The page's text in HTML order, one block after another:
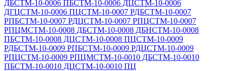
ДБСТМ-10-0006 ПБСТМ-10-0006 ДЦСТМ-10-0006
ДГЦСТМ-10-0006 ПЦСТМ-10-0007 РДБСТМ-10-0007
РПБСТМ-10-0007 РДЦСТМ-10-0007 РПЦСТМ-10-0007
РПЦМСТМ-10-0008 ДБСТМ-10-0008 ДБНСТМ-10-0008
ПБСТМ-10-0008 ДЦСТМ-10-0008 ПЦСТМ-10-0009
РДБСТМ-10-0009 РПБСТМ-10-0009 РДЦСТМ-10-0009
РПЦСТМ-10-0009 РПЦМСТМ-10-0010 ДБСТМ-10-0010
ПБСТМ-10-0010 ДЦСТМ-10-0010 ПЦ